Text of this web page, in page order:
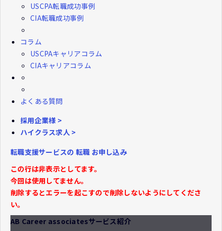
USCPA転職成功事例
CIA転職成功事例
コラム
USCPAキャリアコラム
CIAキャリアコラム
よくある質問
採用企業様 >
ハイクラス求人 >
転職支援サービスの 転職 お申し込み
この行は非表示としてます。
今回は使用してません。
削除するとエラーを起こすので削除しないようにしてくださ
い。
AB Career associatesサービス紹介